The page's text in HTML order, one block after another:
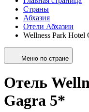
Страны
Абхазия
Отели Абхазии
Wellness Park Hotel
Меню по стране
Отель
Gagra 5*